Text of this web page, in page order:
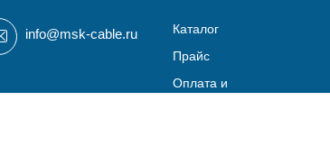
info@msk-cable.ru
Каталог
Прайс
Оплата и